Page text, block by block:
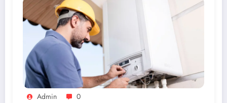
Admin 0